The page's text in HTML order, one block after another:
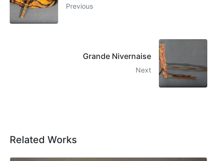
Previous
Grande Nivernaise
Next
Related Works